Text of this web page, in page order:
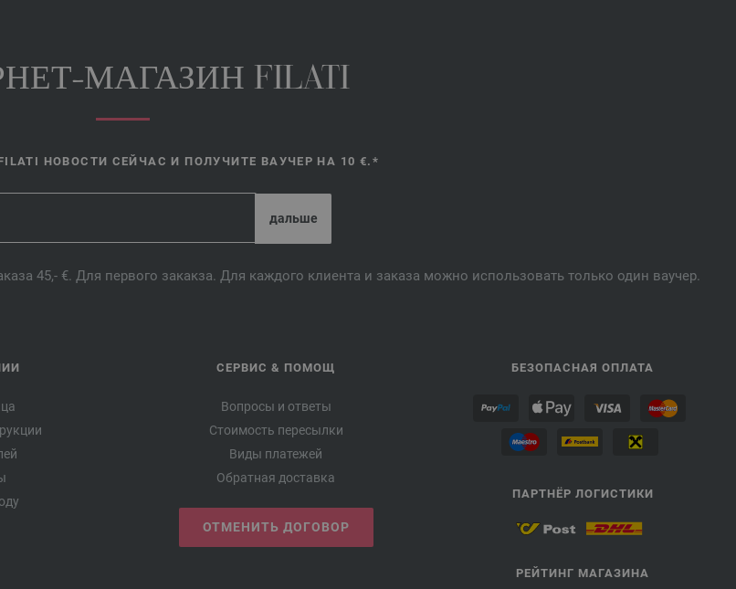
МАГАЗИН FILATI
НОВОСТИ СЕЙЧАС И ПОЛУЧИТЕ ВАУЧЕР НА 10 €.*
45,- €. Для первого закакза. Для каждого клиента и заказа можно использовать только один ваучер.
СЕРВИС & ПОМОЩ
Вопросы и ответы
Стоимость пересылки
Виды платежей
Обратная доставка
ОТМЕНИТЬ ДОГОВОР
БЕЗОПАСНАЯ ОПЛАТА
ПАРТНЁР ЛОГИСТИКИ
РЕЙТИНГ МАГАЗИНА